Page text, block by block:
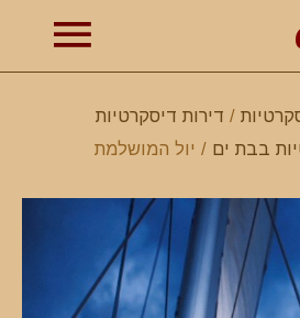
/ דירות דיסקרטיות
בבת ים / יול המושלמת